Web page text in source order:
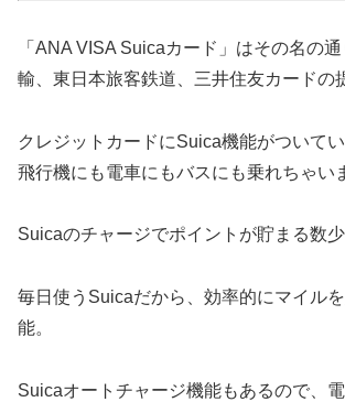
「ANA VISA Suicaカード」はその名の
輸、東日本旅客鉄道、三井住友カードの
クレジットカードにSuica機能がついて
飛行機にも電車にもバスにも乗れちゃい
Suicaのチャージでポイントが貯まる数少
毎日使うSuicaだから、効率的にマイル
能。
Suicaオートチャージ機能もあるので、